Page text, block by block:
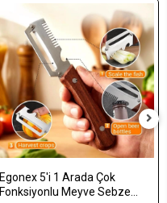
Egonex 5'i 1 Arada Çok
Fonksiyonlu Meyve Sebze